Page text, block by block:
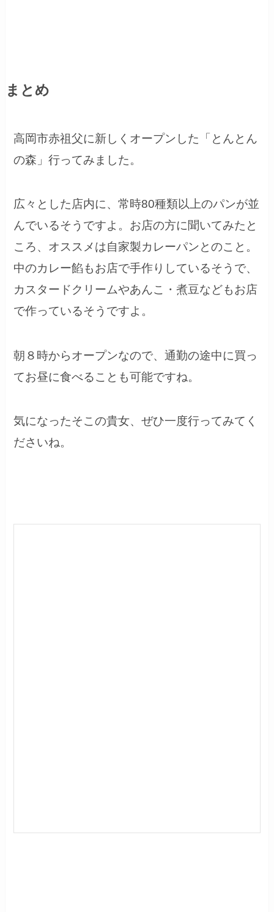
まとめ
高岡市赤祖父に新しくオープンした「とんとん
の森」行ってみました。
広々とした店内に、常時80種類以上のパンが並
んでいるそうですよ。お店の方に聞いてみたと
ころ、オススメは自家製カレーパンとのこと。
中のカレー餡もお店で手作りしているそうで、
カスタードクリームやあんこ・煮豆などもお店
で作っているそうですよ。
朝８時からオープンなので、通勤の途中に買っ
てお昼に食べることも可能ですね。
気になったそこの貴女、ぜひ一度行ってみてく
ださいね。